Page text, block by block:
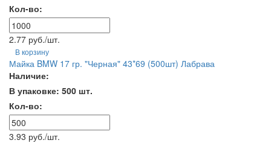
Кол-во:
2.77 руб./шт.
В корзину
Майка BMW 17 гр. "Черная" 43*69 (500шт) Лабрава
Наличие:
В упаковке: 500 шт.
Кол-во:
3.93 руб./шт.